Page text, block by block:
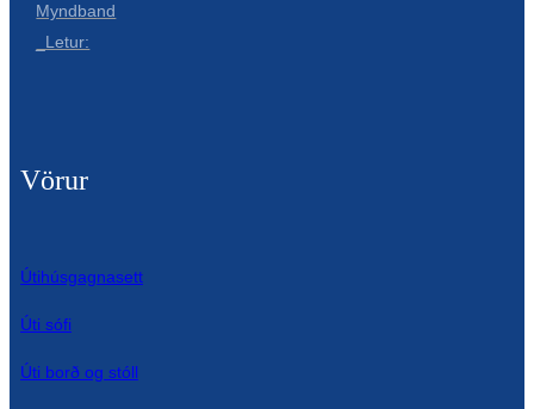
Myndband
_Letur:
Vörur
Útihúsgagnasett
Úti sófi
Úti borð og stóll